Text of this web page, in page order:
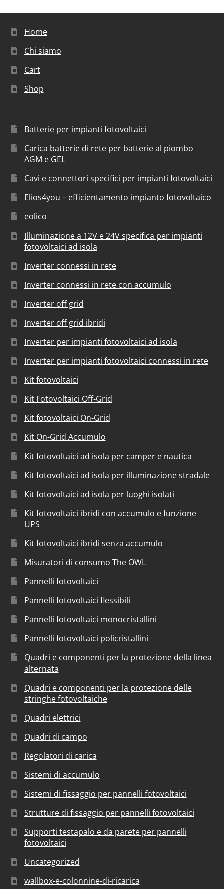
Home
Chi siamo
Cart
Shop
Batterie per impianti fotovoltaici
Carica batterie di rete per batterie al piombo
AGM e GEL
Cavi e connettori specifici per impianti fotovoltaici
Elios4you – efficientamento impianto fotovoltaico
eolico
Illuminazione a 12V e 24V specifica per impianti
fotovoltaici ad isola
Inverter connessi in rete
Inverter connessi in rete con accumulo
Inverter off grid
Inverter off grid ibridi
Inverter per impianti fotovoltaici ad isola
Inverter per impianti fotovoltaici connessi in rete
Kit fotovoltaici
Kit Fotovoltaici Off-Grid
Kit fotovoltaici On-Grid
Kit On-Grid Accumulo
Kit fotovoltaici ad isola per camper e nautica
Kit fotovoltaici ad isola per illuminazione stradale
Kit fotovoltaici ad isola per luoghi isolati
Kit fotovoltaici ibridi con accumulo e funzione
UPS
Kit fotovoltaici ibridi senza accumulo
Misuratori di consumo The OWL
Pannelli fotovoltaici
Pannelli fotovoltaici flessibili
Pannelli fotovoltaici monocristallini
Pannelli fotovoltaici policristallini
Quadri e componenti per la protezione della linea
alternata
Quadri e componenti per la protezione delle
stringhe fotovoltaiche
Quadri elettrici
Quadri di campo
Regolatori di carica
Sistemi di accumulo
Sistemi di fissaggio per pannelli fotovoltaici
Strutture di fissaggio per pannelli fotovoltaici
Supporti testapalo e da parete per pannelli
fotovoltaici
Uncategorized
wallbox-e-colonnine-di-ricarica